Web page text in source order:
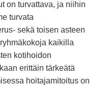
on turvattava, ja niihin
turvata
sekä toisen asteen
kaikilla
kotihoidon
erittäin tärkeätä
hoitajamitoitus on